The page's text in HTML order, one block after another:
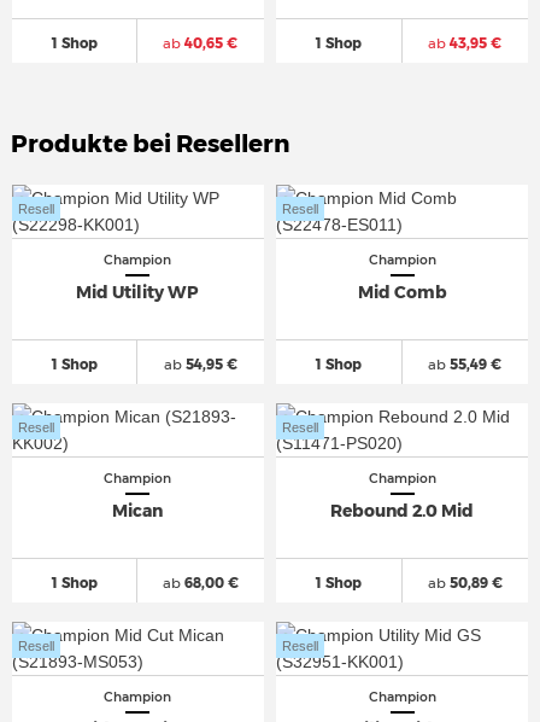
1 Shop ab 40,65 € 1 Shop ab 43,95 €
Produkte bei Resellern
Champion
Mid Utility WP
1 Shop
Resell
ab54,95 €
Champion
Mid Comb
1 Shop
Resell
ab 55,49 €
Champion
Mican
1 Shop
Resell
ab68,00 €
Champion
Rebound 2.0 Mid
1 Shop
Resell
ab50,89 €
Champion
Resell
Champion
Resell